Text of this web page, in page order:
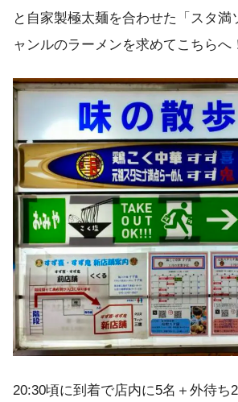
と自家製極太麺を合わせた「スタ満
ャンルのラーメンを求めてこちらへ
20:30頃に到着で店内に5名＋外待ち